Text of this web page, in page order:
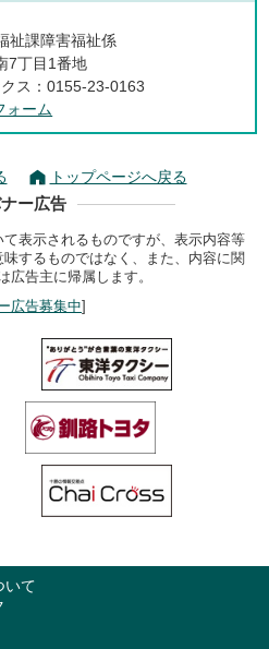
祉課障害福祉係
7丁目1番地
ス：0155-23-0163
ォーム
トップページへ戻る
ー広告
表示されるものですが、表示内容等
するものではなく、また、内容に関
広告主に帰属します。
広告募集中]
いて